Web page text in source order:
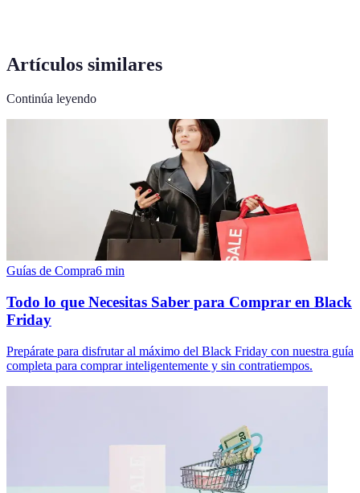
Artículos similares
Continúa leyendo
Guías de Compra6 min
Todo lo que Necesitas Saber para Comprar en Black
Friday
Prepárate para disfrutar al máximo del Black Friday con nuestra guía
completa para comprar inteligentemente y sin contratiempos.